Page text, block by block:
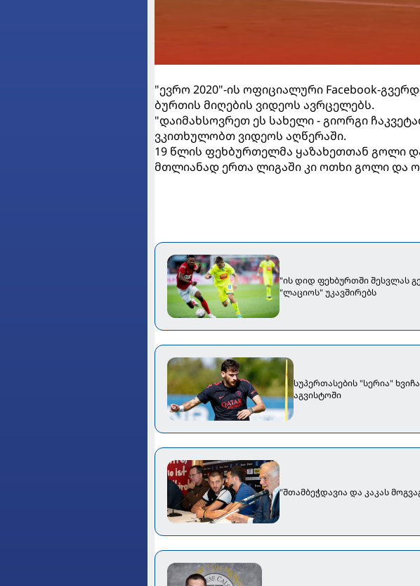
"ევრო 2020"-ის ოფიციალური Facebook-
ბურთის მიღების ვიდეოს ავრცელებს.
"დაიმახსოვრეთ ეს სახელი - გიორგი
ვკითხულობთ ვიდეოს აღწერაში.
19 წლის ფეხბურთელმა ყაზახეთთან გოლი
მთლიანად ერთა ლიგაში კი ოთხი გოლი და
"ის დიდ ფეხბურთში შესვლას
"ლაციოს" უკავშირებს
სუპერთასების "სერია" ხვიჩას და "ჩაკვე" "ბარსას" წინააღმდეგ -
აგვისტოში
"შთამბეჭდავია და კაკას